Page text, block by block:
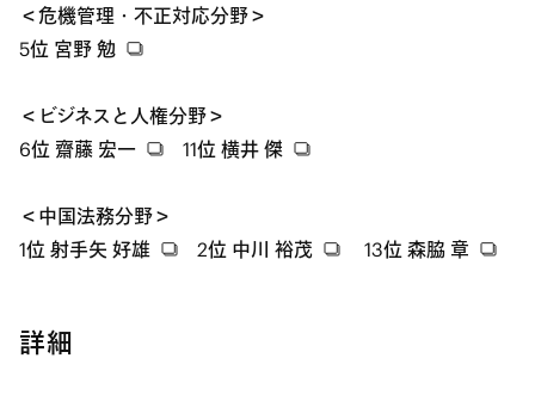
＜危機管理・不正対応分野＞
5位 宮野 勉
＜ビジネスと人権分野＞
6位 齋藤 宏一 11位 横井 傑
＜中国法務分野＞
1位 射手矢 好雄 2位 中川 裕茂 13位 森脇 章
詳細